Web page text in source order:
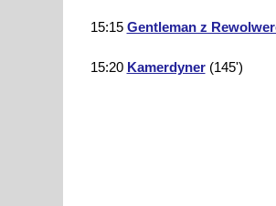
15:15 Gentleman z
15:20 Kamerdyner(145')